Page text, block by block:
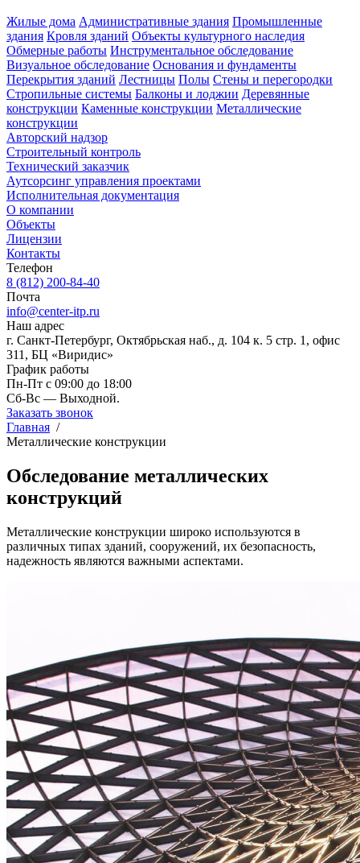
Жилые дома Административные здания Промышленные
здания Кровля зданий Объекты культурного наследия
Обмерные работы Инструментальное обследование
Визуальное обследование Основания и фундаменты
Перекрытия зданий Лестницы Полы Стены и перегородки
Стропильные системы Балконы и лоджии Деревянные
конструкции Каменные конструкции Металлические
конструкции
Авторский надзор
Строительный контроль
Технический заказчик
Аутсорсинг управления проектами
Исполнительная документация
О компании
Объекты
Лицензии
Контакты
Телефон
8 (812) 200-84-40
Почта
info@center-itp.ru
Наш адрес
г. Санкт-Петербург, Октябрьская наб., д. 104 к. 5 стр. 1, офис
311, БЦ «Виридис»
График работы
Пн-Пт с 09:00 до 18:00
Сб-Вс — Выходной.
Заказать звонок
Главная /
Металлические конструкции
Обследование металлических
конструкций
Металлические конструкции широко используются в
различных типах зданий, сооружений, их безопасность,
надежность являются важными аспектами.